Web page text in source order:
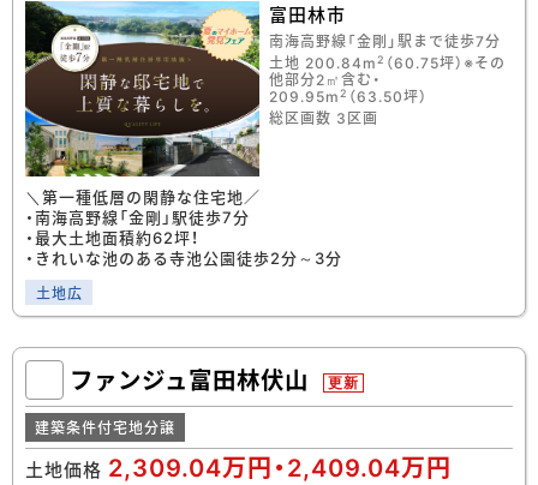
土地広
富田林市
南海高野線「金剛」駅まで徒歩7分
土地 200.84m 2 （60.75坪）※その
他部分2㎡含む・
209.95m 2 （63.50坪）
総区画数 3区画
＼第一種低層の閑静な住宅地／
・南海高野線「金剛」駅徒歩7分
・最大土地面積約62坪！
・きれいな池のある寺池公園徒歩2分～3分
ファンジュ富田林伏山 更新
建築条件付宅地分譲
土地価格 2,309.04万円・2,409.04万円